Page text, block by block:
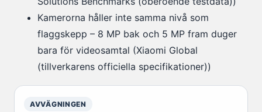
Kamerorna håller inte samma nivå som
flaggskepp – 8 MP bak och 5 MP fram duger
bara för videosamtal (Xiaomi Global
(tillverkarens officiella specifikationer))
AVVÄGNINGEN